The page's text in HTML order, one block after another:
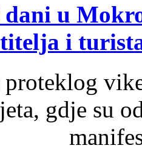
u
i
gdje su